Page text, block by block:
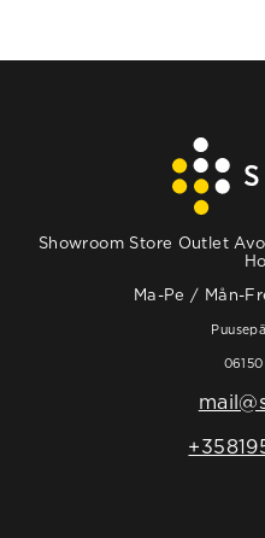
Showroom Store Outlet
Ma-Pe / Mån-